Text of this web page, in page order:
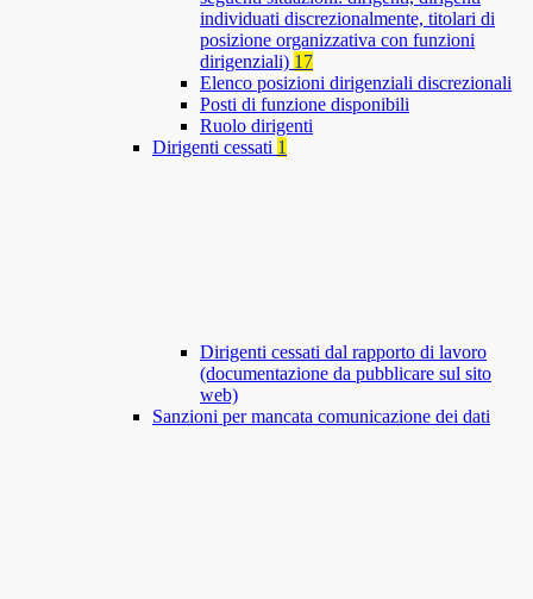
individuati discrezionalmente, titolari di
posizione organizzativa con funzioni
dirigenziali) 17
Elenco posizioni dirigenziali discrezionali
Posti di funzione disponibili
Ruolo dirigenti
Dirigenti cessati 1
Dirigenti cessati dal rapporto di lavoro
(documentazione da pubblicare sul sito
web)
Sanzioni per mancata comunicazione dei dati